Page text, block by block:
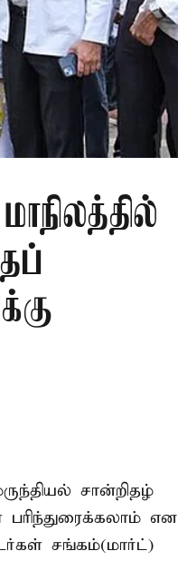
சான்றிதழ்
பரிந்துரைக்கலாம் என
சங்கம்(மார்ட்)